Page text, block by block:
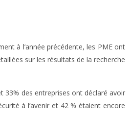
à l’année précédente, les PME ont
sur les résultats de la recherche
33% des entreprises ont déclaré avoir
à l’avenir et 42 % étaient encore